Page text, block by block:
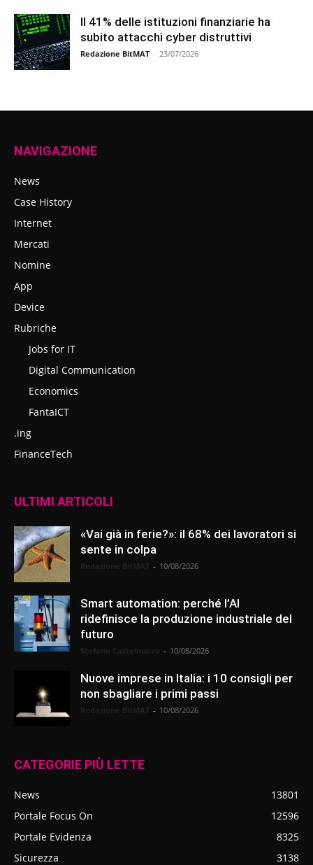
Il 41% delle istituzioni finanziarie ha
subito attacchi cyber distruttivi
Redazione BitMAT - 23/07/2026
NAVIGAZIONE
News
Case History
Internet
Mercati
Nomine
App
Device
Rubriche
Jobs for IT
Digital Communication
Economics
FantaICT
.ing
FinanceTech
ULTIMI ARTICOLI
«Vai già in ferie?»: il 68% dei lavoratori si
sente in colpa
- 10/08/2026
Smart automation: perché l’AI
ridefinisce la produzione industriale del
futuro
- 10/08/2026
Nuove imprese in Italia: i 10 consigli per
non sbagliare i primi passi
- 10/08/2026
CATEGORIE PIÙ LETTE
News
13801
Portale Focus On
12596
Portale Evidenza
8325
Sicurezza
3138